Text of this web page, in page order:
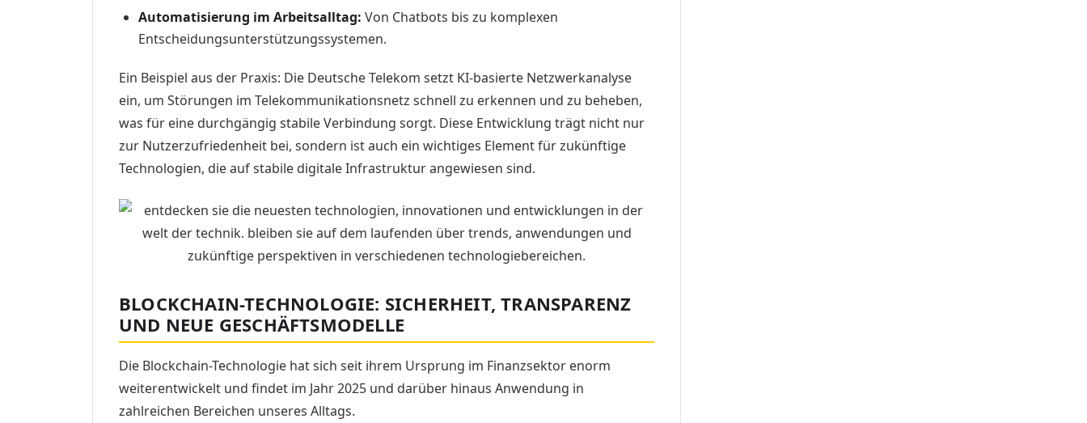
Automatisierung im Arbeitsalltag: Von Chatbots bis zu komplexen
Entscheidungsunterstützungssystemen.
Ein Beispiel aus der Praxis: Die Deutsche Telekom setzt KI-basierte Netzwerkanalyse
ein, um Störungen im Telekommunikationsnetz schnell zu erkennen und zu beheben,
was für eine durchgängig stabile Verbindung sorgt. Diese Entwicklung trägt nicht nur
zur Nutzerzufriedenheit bei, sondern ist auch ein wichtiges Element für zukünftige
Technologien, die auf stabile digitale Infrastruktur angewiesen sind.
BLOCKCHAIN-TECHNOLOGIE: SICHERHEIT, TRANSPARENZ
UND NEUE GESCHÄFTSMODELLE
Die Blockchain-Technologie hat sich seit ihrem Ursprung im Finanzsektor enorm
weiterentwickelt und findet im Jahr 2025 und darüber hinaus Anwendung in
zahlreichen Bereichen unseres Alltags.